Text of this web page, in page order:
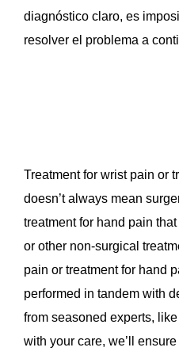
diagnóstico claro, es
resolver el problema a
Treatment for wrist pain or
doesn’t always mean
treatment for hand pain
or other non-surgical
pain or treatment for hand
performed in tandem with
from seasoned experts,
with your care, we’ll